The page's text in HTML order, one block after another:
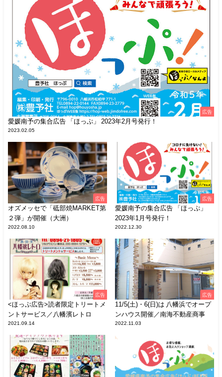
広告
愛媛南予の集合広告 「ほっぷ」 2023年2月号発行！
2023.02.05
広告
オズメッセで「砥部焼MARKET第
２弾」が開催（大洲）
2022.08.10
広告
愛媛南予の集合広告 「ほっぷ」
2023年1月号発行！
2022.12.30
広告
<ほっぷ広告>読者限定トリートメ
ントサービス／八幡濱レトロ
2021.09.14
広告
11/5(土)・6(日)は 八幡浜でオープ
ンハウス開催／南海不動産商事
2022.11.03